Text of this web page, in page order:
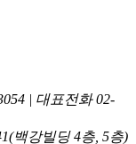
| 대표전화02-
백강빌딩 4층, 5층)